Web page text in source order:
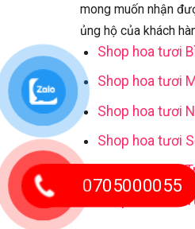
mong muốn nhận
ủng hộ của khách
Shop hoa tươi
Shop hoa tươi
Shop hoa tươi
Shop hoa tươi
Shop hoa tươi
Shop hoa tươi
0705000055